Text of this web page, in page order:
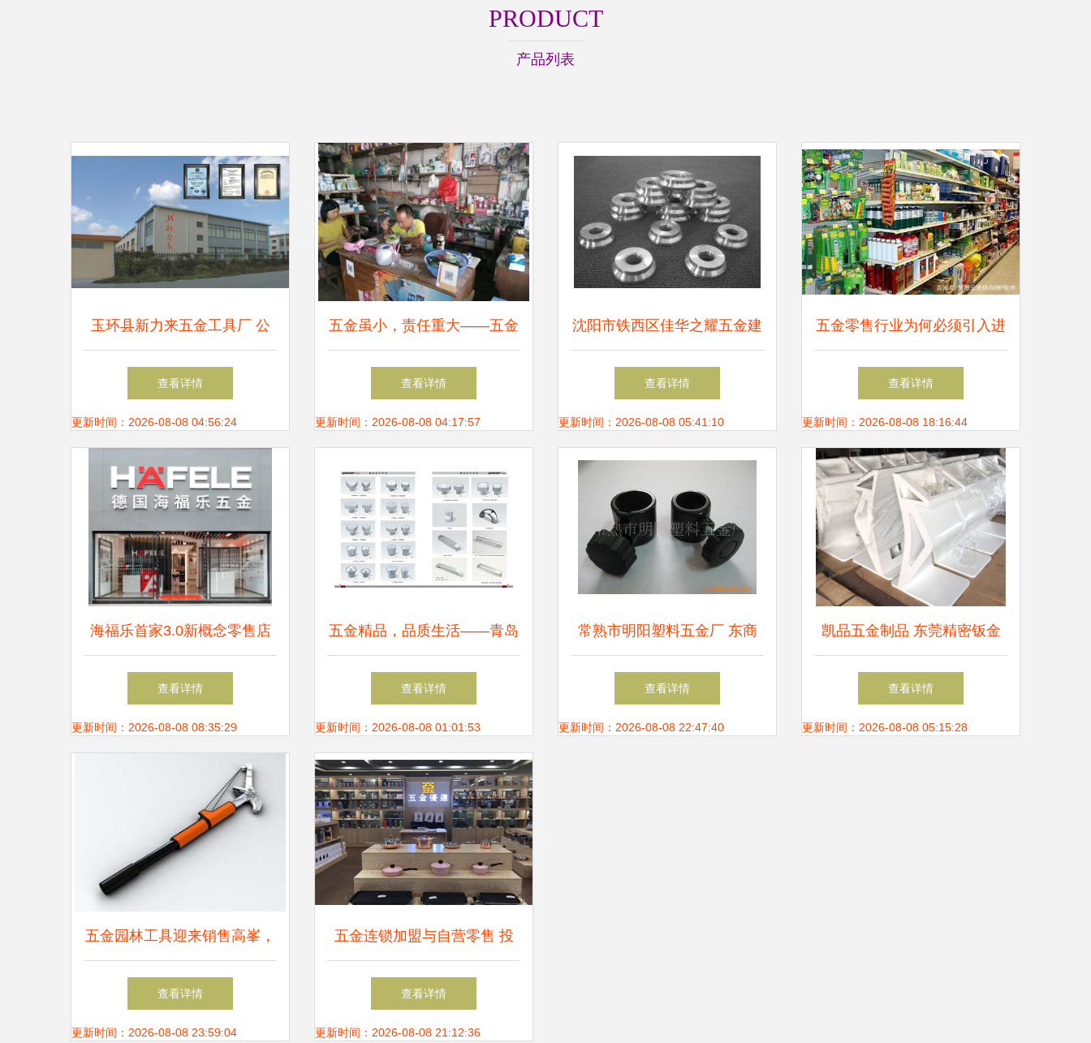
PRODUCT
产品列表
玉环县新力来五金工具厂 公
司简介
查看详情
更新时间：2026-08-08 04:56:24
五金虽小，责任重大——五金
零售选购指南与避坑要诀
查看详情
更新时间：2026-08-08 04:17:57
沈阳市铁西区佳华之耀五金建
材经销处 深耕社区的五金零
售专家
查看详情
更新时间：2026-08-08 05:41:10
五金零售行业为何必须引入进
销存软件？
查看详情
更新时间：2026-08-08 18:16:44
海福乐首家3.0新概念零售店
在河南郑州盛大开业，引领五
金零售新体验
查看详情
更新时间：2026-08-08 08:35:29
五金精品，品质生活——青岛
佳固商贸一站式五金解决方案
查看详情
更新时间：2026-08-08 01:01:53
常熟市明阳塑料五金厂 东商
网平台上的五金零售实力派
查看详情
更新时间：2026-08-08 22:47:40
凯品五金制品 东莞精密钣金
喷涂加工的一站式解决方案
查看详情
更新时间：2026-08-08 05:15:28
五金园林工具迎来销售高峯，
五金零售行业迎来新机遇
查看详情
更新时间：2026-08-08 23:59:04
五金连锁加盟与自营零售 投
资成本全解析
查看详情
更新时间：2026-08-08 21:12:36